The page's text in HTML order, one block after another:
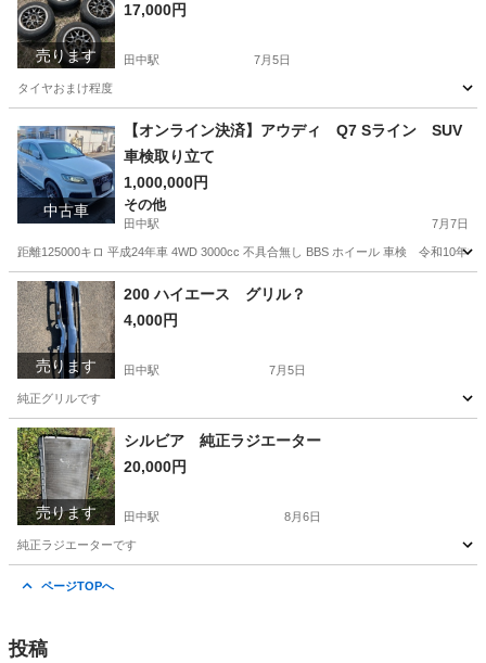
売ります
17,000円
田中駅 7月5日
タイヤおまけ程度
田中駅 その他 エアー
中古車
【オンライン決済】アウディ Q7 Sライン SUV
車検取り立て
1,000,000円
その他
田中駅 7月7日
距離125000キロ 平成24年車 4WD 3000cc 不具合無し BBS ホイール 車検 令和10年3
長野 東御市 アウディ
売ります
200 ハイエース グリル？
4,000円
田中駅 7月5日
純正グリルです
長野 上田市 田中駅 パーツ
売ります
シルビア 純正ラジエーター
20,000円
田中駅 8月6日
純正ラジエーターです
ページTOPへ
投稿